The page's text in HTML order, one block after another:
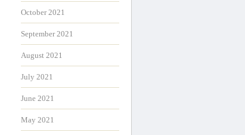
October 2021
September 2021
August 2021
July 2021
June 2021
May 2021